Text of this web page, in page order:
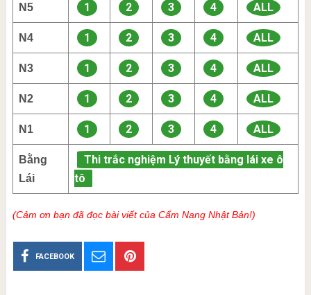
N5 1 2 3 4 ALL
N4 1 2 3 4 ALL
N3 1 2 3 4 ALL
N2 1 2 3 4 ALL
N1 1 2 3 4 ALL
Bằng
Lái
Thi trắc nghiệm Lý thuyết bằng lái xe ô
tô
(Cảm ơn bạn đã đọc bài viết của Cẩm Nang Nhật Bản!)
FACEBOOK